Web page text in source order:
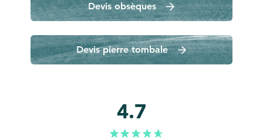
Devis obsèques
Devis pierre tombale
4.7